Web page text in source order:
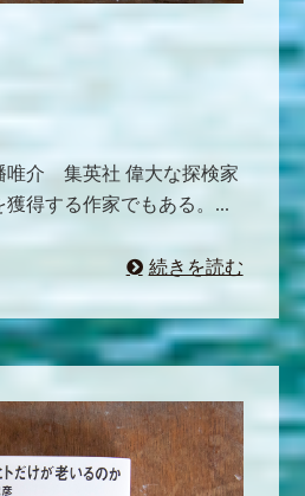
唯介 集英社 偉大な探検家
得する作家でもある。...
続きを読む